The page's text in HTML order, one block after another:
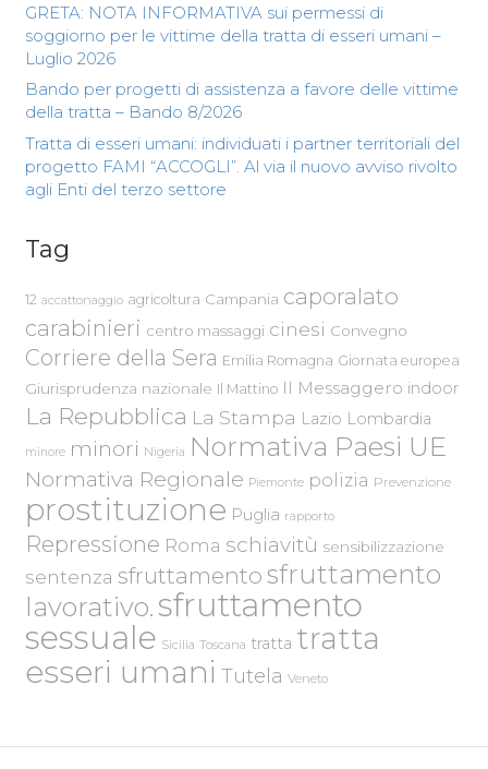
GRETA: NOTA INFORMATIVA sui permessi di
soggiorno per le vittime della tratta di esseri umani –
Luglio 2026
Bando per progetti di assistenza a favore delle vittime
della tratta – Bando 8/2026
Tratta di esseri umani: individuati i partner territoriali del
progetto FAMI “ACCOGLI”. Al via il nuovo avviso rivolto
agli Enti del terzo settore
Tag
12 accattonaggio agricoltura Campania caporalato
carabinieri centro massaggi cinesi Convegno
Corriere della Sera Emilia Romagna Giornata europea
Giurisprudenza nazionale Il Mattino Il Messaggero indoor
La Repubblica La Stampa Lazio Lombardia
minore minori Nigeria Normativa Paesi UE
Normativa Regionale Piemonte polizia Prevenzione
prostituzione Puglia rapporto
Repressione Roma schiavitù sensibilizzazione
sentenza sfruttamento sfruttamento
lavorativo.sfruttamento
sessuale Sicilia Toscana tratta tratta
esseri umani Tutela Veneto